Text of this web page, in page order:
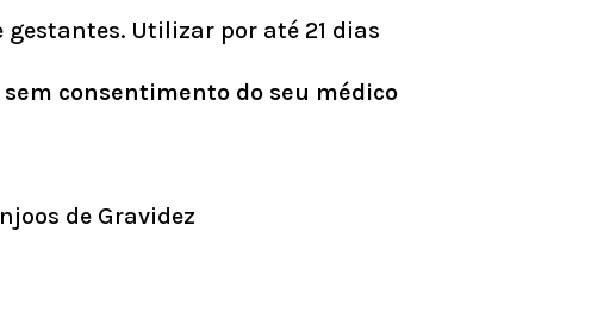
Utilizar por até 21 dias
consentimento do seu médico
de Gravidez